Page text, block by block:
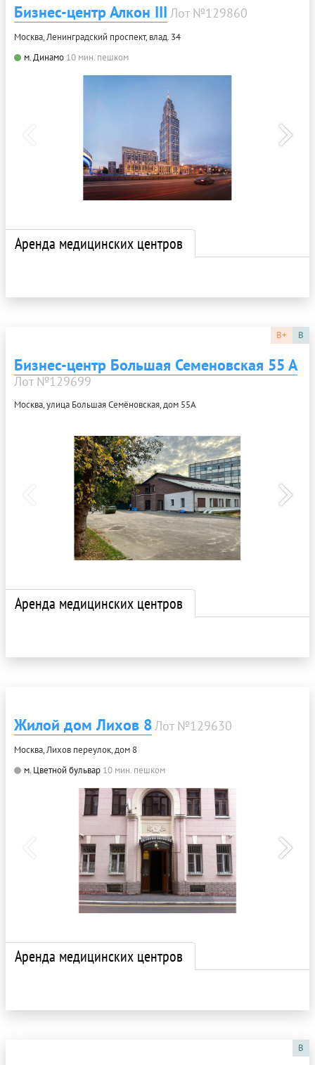
Бизнес-центр Алкон III Лот №129860
Москва, Ленинградский проспект, влад. 34
м. Динамо 10 мин. пешком
Аренда медицинских центров
B+ B
Бизнес-центр Большая Семеновская 55 А
Лот №129699
Москва, улица Большая Семёновская, дом 55А
Аренда медицинских центров
Жилой дом Лихов 8Лот №129630
Москва, Лихов переулок, дом 8
м. Цветной бульвар 10 мин. пешком
Аренда медицинских центров
B